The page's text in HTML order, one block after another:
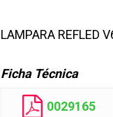
LAMPARA REFLED
Ficha Técnica
0029165